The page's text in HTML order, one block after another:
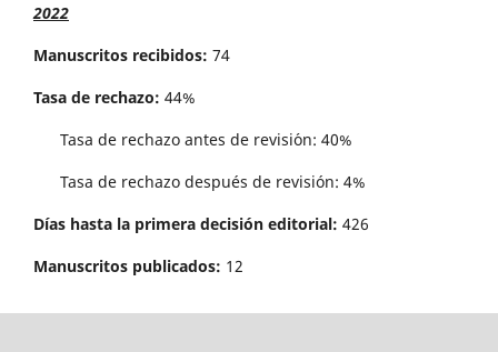
2022
Manuscritos recibidos: 74
Tasa de rechazo: 44%
Tasa de rechazo antes de revisi´on: 40%
Tasa de rechazo después de revisión: 4%
Días hasta la primera decisión editorial: 426
Manuscritos publicados: 12